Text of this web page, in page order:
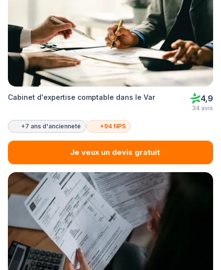
Cabinet d'expertise comptable dans le Var 4,9
34 avis
+7 ans d'ancienneté +94 NPS
Je veux un devis gratuit